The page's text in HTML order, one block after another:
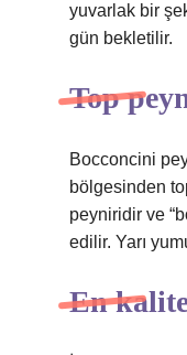
yuvarlak bir
gün bekletilir.
Top
Bocconcini
bölgesinden
peyniridir ve
edilir. Yarı
En